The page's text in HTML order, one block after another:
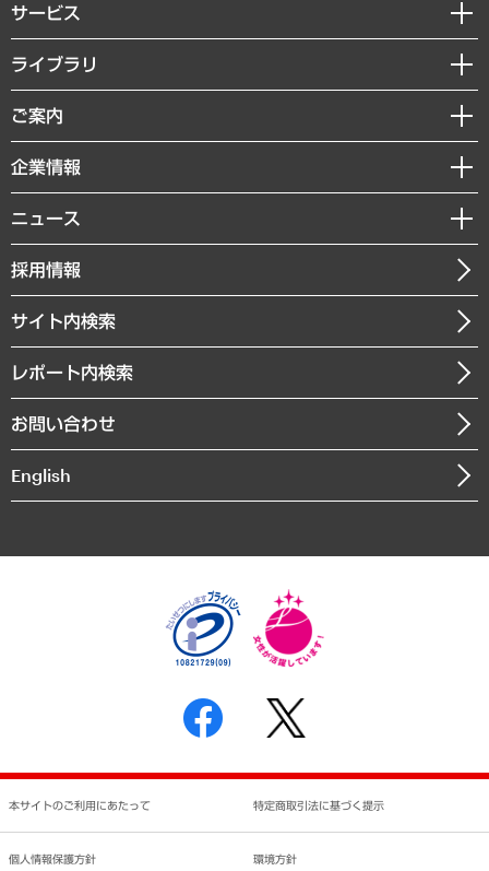
サービス
経営戦略
組織・人事戦略
デジタルイノベーション
共生・ダイバーシティ
GRC（ガバナンス・リスク・コンプライアンス）・防災（政策）
経済・産業・雇用・労働
まちづくり・観光・交通・スポーツ・スマートシティ
自然資源・農林水産業・食料システム
ライブラリ
経済調査
レポート
コラム
経営用語集
受託・受注実績（官公庁関連）
メディア掲載・出演
ご案内
セミナー・イベント情報
MUFGビジネスセミナー
受託案件情報
企業情報
私たちの想い
社長メッセージ
会社概要
沿革
組織図・本部部室紹介
インドネシア現地法人
個人情報保護方針
反社会的勢力に対する基本方針
書面による個人情報の開示等の請求の手続きについて
ニュース
ニュースリリース
お知らせ
採用情報
サイト内検索
レポート内検索
お問い合わせ
English
本サイトのご利用にあたって 特定商取引法に基づく提示
個人情報保護方針 環境方針